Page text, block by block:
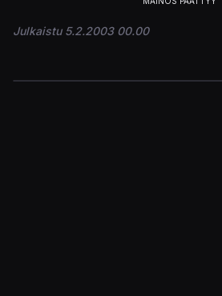
Julkaistu 5.2.2003 00.00